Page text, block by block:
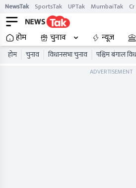
NewsTak SportsTak UPTak MumbaiTak
होम चुनाव न्यूज़
होम चुनाव विधानसभा चुनाव पश्चिम बंगाल
ADVERTISEMENT